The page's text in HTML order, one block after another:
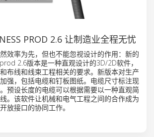
PROD 2.6 让制造业全程无忧
效率为先，但也不能忽视设计的作用：新的
2.6版本是一种直观设计的3D/2D软件，
布线和线束工程相关的要求。新版本对生产
强，包括电缆和钉板图纸。电缆尺寸标注现
预设长度的电缆可以根据需要以一种直观简
。该软件让机械和电气工程之间的合作成为
放接口的协同工作。